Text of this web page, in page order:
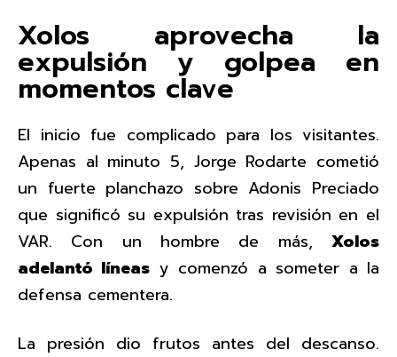
Xolos aprovecha la
expulsión y golpea en
momentos clave
El inicio fue complicado para los visitantes.
Apenas al minuto 5, Jorge Rodarte cometió
un fuerte planchazo sobre Adonis Preciado
que significó su expulsión tras revisión en el
VAR. Con un hombre de más, Xolos
adelantó líneas y comenzó a someter a la
defensa cementera.
La presión dio frutos antes del descanso.